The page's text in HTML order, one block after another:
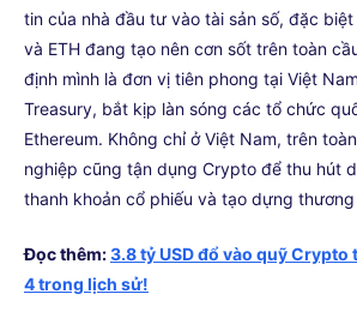
tin của nhà đầu tư vào tài sản số, đặc
và ETH đang tạo nên cơn sốt trên toàn
định mình là đơn vị tiên phong tại Việt
Treasury, bắt kịp làn sóng các tổ chức
Ethereum. Không chỉ ở Việt Nam, trên
nghiệp cũng tận dụng Crypto để thu hút
thanh khoản cổ phiếu và tạo dựng thương
Đọc thêm:3.8 tỷ USD đổ vào quỹ
4 trong lịch sử!